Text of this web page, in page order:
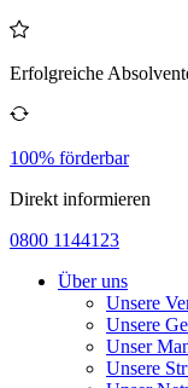
Erfolgreiche
100% förderbar
Direkt informieren
0800 1144123
Über uns
Unsere
Unsere
Unser
Unsere